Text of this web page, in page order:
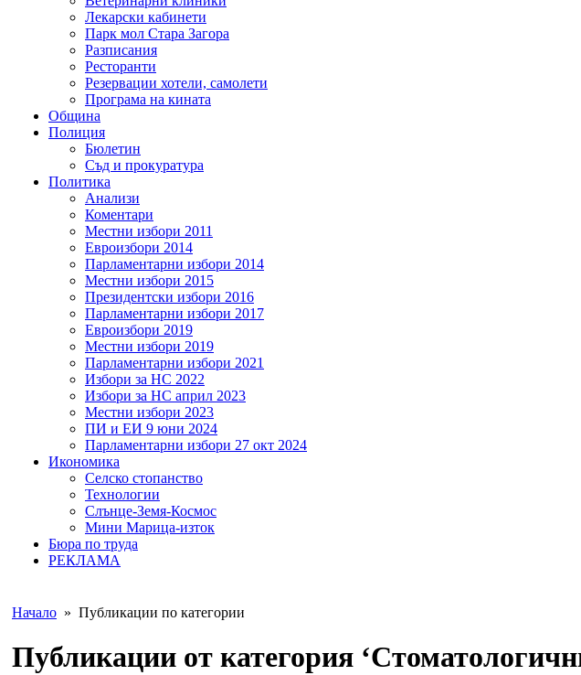
Лекарски кабинети
Парк мол Стара Загора
Разписания
Ресторанти
Резервации хотели, самолети
Програма на кината
Община
Полиция
Бюлетин
Съд и прокуратура
Политика
Анализи
Коментари
Местни избори 2011
Евроизбори 2014
Парламентарни избори 2014
Местни избори 2015
Президентски избори 2016
Парламентарни избори 2017
Евроизбори 2019
Местни избори 2019
Парламентарни избори 2021
Избори за НС 2022
Избори за НС април 2023
Местни избори 2023
ПИ и ЕИ 9 юни 2024
Парламентарни избори 27 окт 2024
Икономика
Селско стопанство
Технологии
Слънце-Земя-Космос
Мини Марица-изток
Бюра по труда
РЕКЛАМА
Начало » Публикации по категории
Публикации от категория